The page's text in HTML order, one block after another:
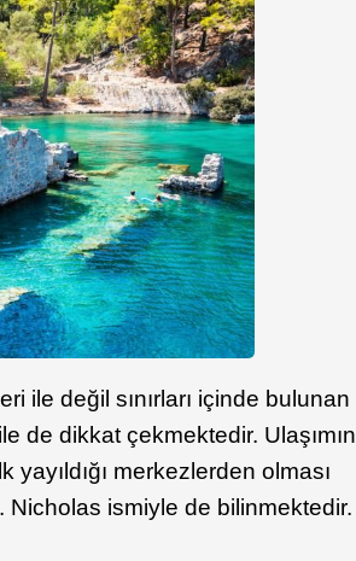
ile değil sınırları içinde bulunan
de dikkat çekmektedir. Ulaşımın
yayıldığı merkezlerden olması
ismiyle de bilinmektedir.